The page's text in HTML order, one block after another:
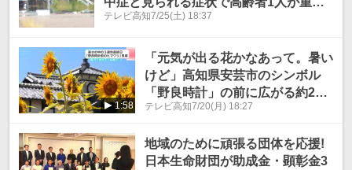
症 26日も熱中症に警戒を
テレビ高知7/25(土) 18:37
1:58
「元気が出る花かなあって。暑い
けど」高知県安芸市のシンボル
「野良時計」の前に広がる約2万
本のヒマワリ畑見ごろ 暑さの中
テレビ高知7/20(月) 18:27
地域のために頑張る団体を応援!
日本生命財団が助成金・顕彰金3